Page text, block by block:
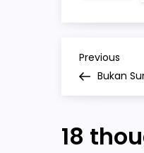
P
o
s
Previous
Post
Previous
Bukan
18